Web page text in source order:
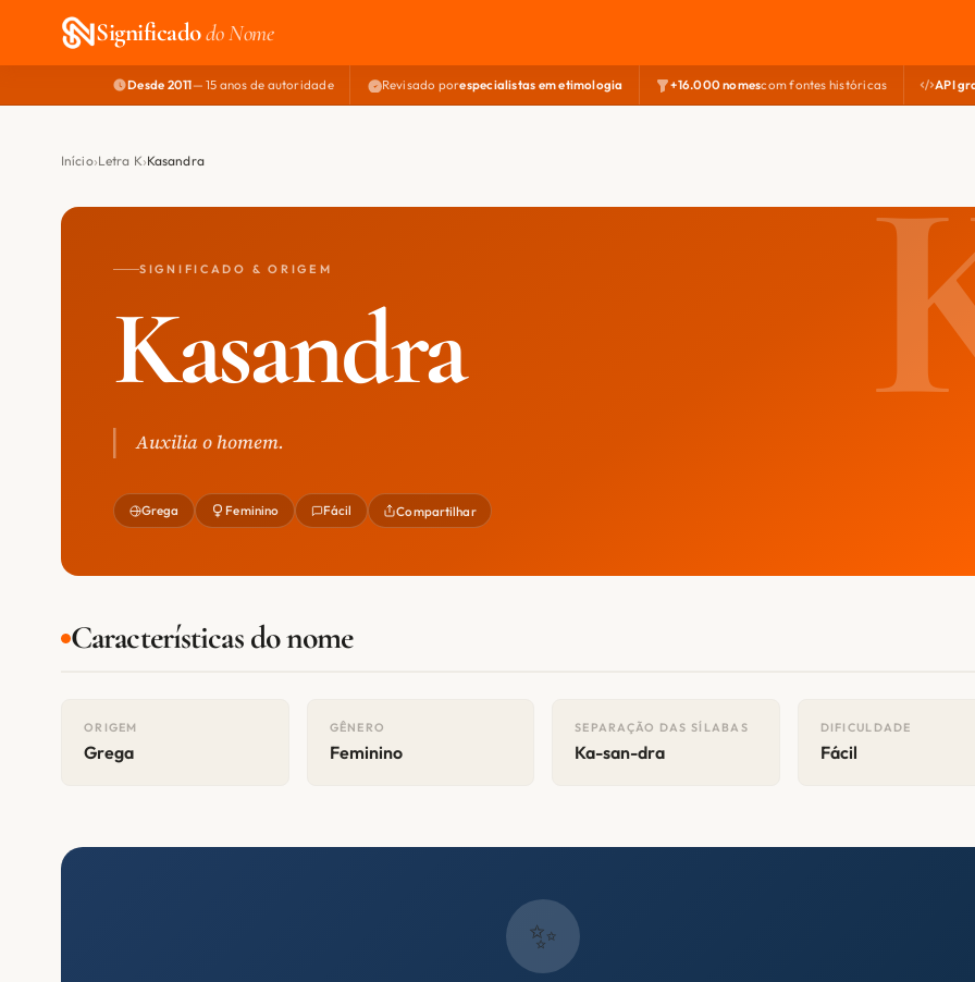
Significadodo Nome
Desde 2011— 15 anos de autoridade Revisado porespecialistas em etimologia +16.000 nomescom fontes históricas API
Início Letra K Kasandra
SIGNIFICADO & ORIGEM
Kasandra
Auxilia o homem.
Grega Feminino Fácil Compartilhar
Características do nome
ORIGEM
Grega
GÊNERO
Feminino
SEPARAÇÃO DAS SÍLABAS
Ka-san-dra
DIFICULDADE
Fácil
✨